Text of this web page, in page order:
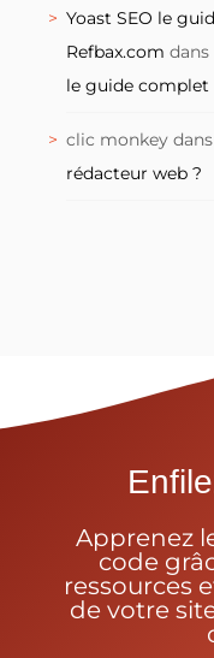
Yoast SEO le
Refbax.com dans
le guide complet
clic monkey dans
rédacteur web ?
Apprenez
code
ressources
de votre